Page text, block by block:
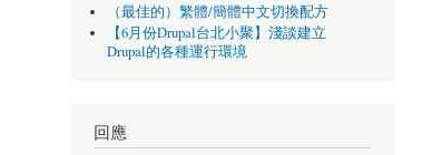
（最佳的）繁體/簡體中文切換配方
【6月份Drupal台北小聚】淺談建立
Drupal的各種運行環境
回應